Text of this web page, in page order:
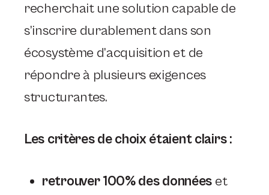
recherchait une solution capable de
s’inscrire durablement dans son
écosystème d’acquisition et de
répondre à plusieurs exigences
structurantes.
Les critères de choix étaient clairs :
retrouver 100% des données et